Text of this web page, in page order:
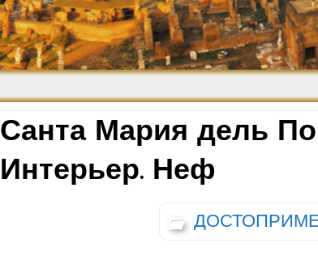
Средневековье
Возрождение и
Барокко
Санта Мария дель
Интерьер. Неф